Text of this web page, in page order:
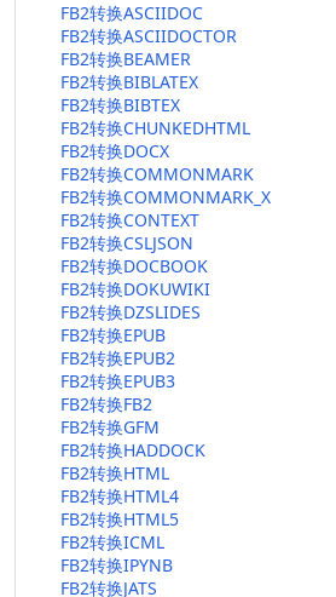
FB2转换ASCIIDOC
FB2转换ASCIIDOCTOR
FB2转换BEAMER
FB2转换BIBLATEX
FB2转换BIBTEX
FB2转换CHUNKEDHTML
FB2转换DOCX
FB2转换COMMONMARK
FB2转换COMMONMARK_X
FB2转换CONTEXT
FB2转换CSLJSON
FB2转换DOCBOOK
FB2转换DOKUWIKI
FB2转换DZSLIDES
FB2转换EPUB
FB2转换EPUB2
FB2转换EPUB3
FB2转换FB2
FB2转换GFM
FB2转换HADDOCK
FB2转换HTML
FB2转换HTML4
FB2转换HTML5
FB2转换ICML
FB2转换IPYNB
FB2转换JATS